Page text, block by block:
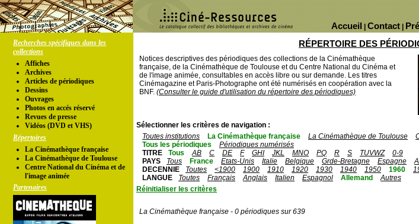
Contact
Accueil
Recherches spécifiques dans les
collections
Affiches
Archives
Articles de périodiques
Dessins
Ouvrages
Photos en accés réservé
Revues de presse
Vidéos (DVD et VHS)
Répertoires
La Cinémathèque française
La Cinémathèque de Toulouse
Centre National du Cinéma et de
l'image animée
Partenaires
RÉPERTOIRE DES
Notices descriptives des périodiques des collections de la Cinémathèque
française, de la Cinémathèque de Toulouse et du Centre National du Cinéma et
de l'image animée, consultables en accès libre ou sur demande. Les titres
Cinémagazine et Paris-Photographe ont été numérisés en coopération avec la
BNF. (Consulter le guide d'utilisation du répertoire des périodiques)
Sélectionner les critères de navigation :
Toutes institutions
La Cinémathèque française La Cinémathèque de Toulouse
Tous les périodiques
Périodiques numérisés
TITRE
Tous AB C DE F GHI JKL MNO PQ R S TUVWZ
0-9
PAYS
Tous France Etats-Unis Italie Belgique Grde-Bretagne Espagne
DECENNIE
Toutes <1900 1900 1910 1920 1930 1940 1950 1960
LANGUE
Toutes Français Anglais Italien Espagnol Allemand
Autres
Réinitialiser les critères
La Cinémathèque française - 0 périodiques sur 639